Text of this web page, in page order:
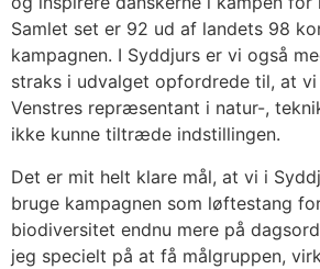
Samlet set er 92 ud af landets 98
kampagnen. I Syddjurs er vi også
straks i udvalget opfordrede til, at vi
Venstres repræsentant i natur-,
ikke kunne tiltræde indstillingen.
Det er mit helt klare mål, at vi i
bruge kampagnen som løftestang
biodiversitet endnu mere på
jeg specielt på at få målgruppen,